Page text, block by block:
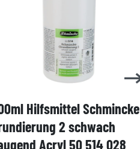
Hilfsmittel Schmincke
2 schwach
Acryl 50 514 028